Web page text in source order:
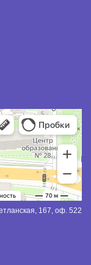
167, оф. 522